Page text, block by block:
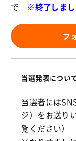
で ※終了しま
フ
当選発表につい
当選者には
ジ）をお送り
覧ください）